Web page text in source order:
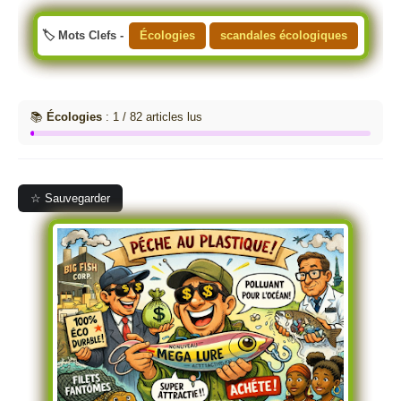
🏷️ Mots Clefs - Écologies scandales écologiques
📚 Écologies : 1 / 82 articles lus
☆ Sauvegarder